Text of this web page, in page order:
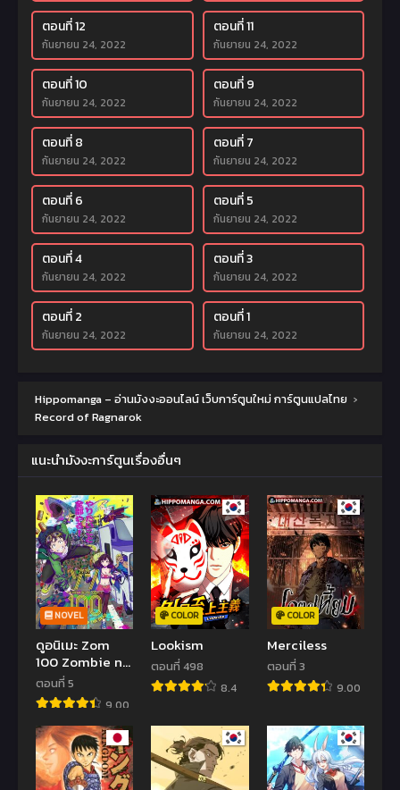
ตอนที่ 12
กันยายน 24, 2022
ตอนที่ 11
กันยายน 24, 2022
ตอนที่ 10
กันยายน 24, 2022
ตอนที่ 9
กันยายน 24, 2022
ตอนที่ 8
กันยายน 24, 2022
ตอนที่ 7
กันยายน 24, 2022
ตอนที่ 6
กันยายน 24, 2022
ตอนที่ 5
กันยายน 24, 2022
ตอนที่ 4
กันยายน 24, 2022
ตอนที่ 3
กันยายน 24, 2022
ตอนที่ 2
กันยายน 24, 2022
ตอนที่ 1
กันยายน 24, 2022
Hippomanga – อ่านมังงะออนไลน์ เว็บการ์ตูนใหม่ การ์ตูนแปลไทย ›
Record of Ragnarok
แนะนำมังงะการ์ตูนเรื่องอื่นๆ
NOVEL
ดูอนิเมะ Zom
100 Zombie ni
Naru made ni
Shitai 100 no
Koto สิ่งที่อยาก
ทำก่อนจะกลาย
เป็นซอมบี้
ตอนที่ 5
9.00
COLOR
Lookism
ตอนที่ 498
8.4
COLOR
Merciless
ตอนที่ 3
9.00